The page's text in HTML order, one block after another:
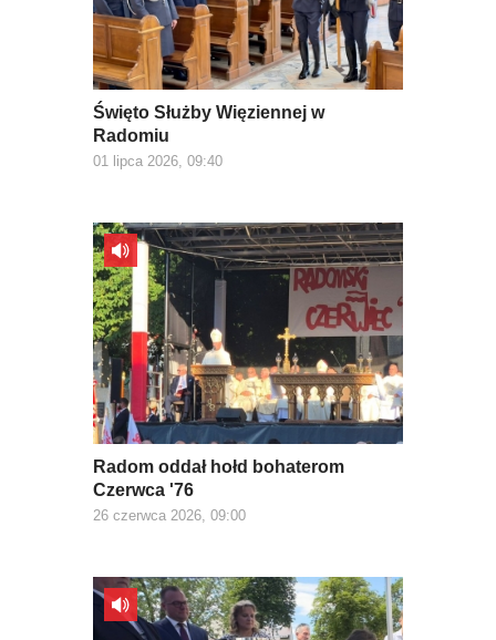
Święto Służby Więziennej w
Radomiu
01 lipca 2026, 09:40
Radom oddał hołd bohaterom
Czerwca '76
26 czerwca 2026, 09:00